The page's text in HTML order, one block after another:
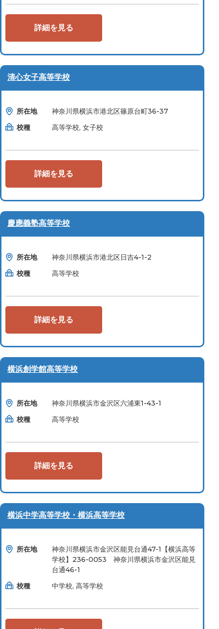
詳細を見る
清心女子高等学校
所在地
神奈川県横浜市港北区篠原台町36-37
校種
高等学校, 女子校
詳細を見る
慶應義塾高等学校
所在地
神奈川県横浜市港北区日吉4-1-2
校種
高等学校
詳細を見る
横浜創学館高等学校
所在地
神奈川県横浜市金沢区六浦東1-43-1
校種
高等学校
詳細を見る
横浜中学高等学校・横浜高等学校
所在地
神奈川県横浜市金沢区能見台通47-1【横浜高等
学校】236-0053 神奈川県横浜市金沢区能見
台通46-1
校種
中学校, 高等学校